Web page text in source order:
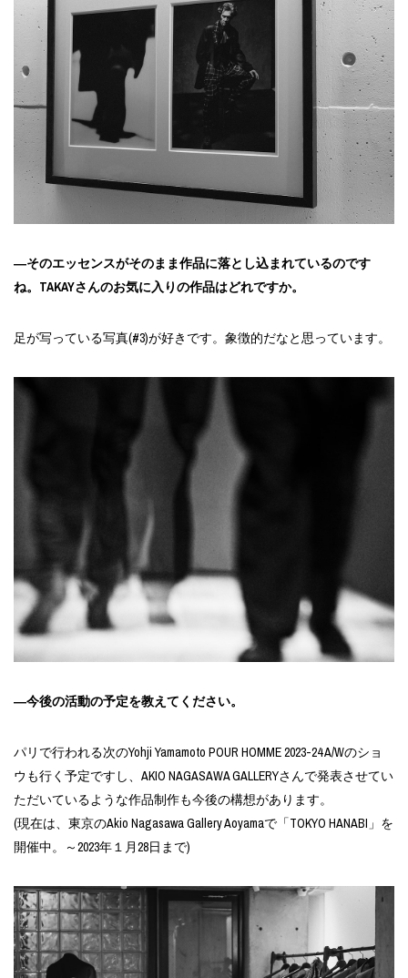
―そのエッセンスがそのまま作品に落とし込まれているのです
ね。TAKAYさんのお気に入りの作品はどれですか。
足が写っている写真(#3)が好きです。象徴的だなと思っています。
―今後の活動の予定を教えてください。
パリで行われる次のYohji Yamamoto POUR HOMME 2023-24 A/Wのショ
ウも行く予定ですし、AKIO NAGASAWA GALLERYさんで発表させてい
ただいているような作品制作も今後の構想があります。
(現在は、東京のAkio Nagasawa Gallery Aoyamaで「TOKYO HANABI」を
開催中。～2023年１月28日まで)